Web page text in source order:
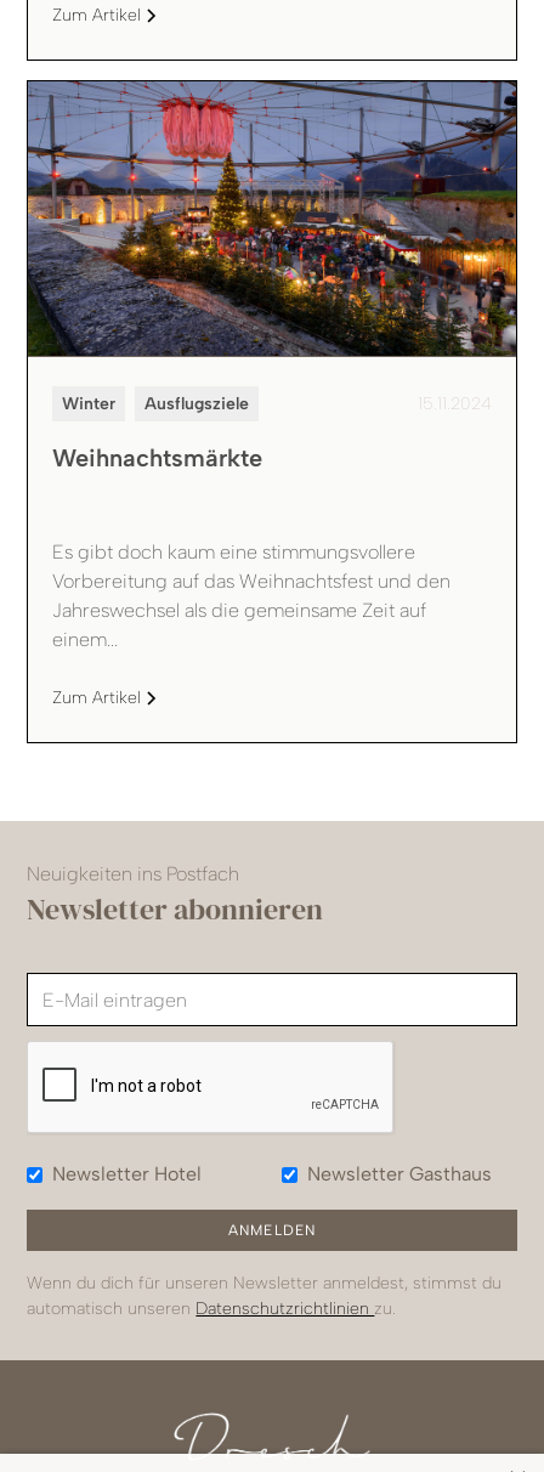
Zum Artikel
Winter Ausflugsziele 15.11.2024
Weihnachtsmärkte
‍Es gibt doch kaum eine stimmungsvollere
Vorbereitung auf das Weihnachtsfest und den
Jahreswechsel als die gemeinsame Zeit auf
einem...
Zum Artikel
Neuigkeiten ins Postfach
Newsletter abonnieren
Newsletter Hotel Newsletter Gasthaus
Wenn du dich für unseren Newsletter anmeldest, stimmst du
automatisch unseren Datenschutzrichtlinien zu.